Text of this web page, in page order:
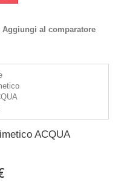
Aggiungi al comparatore
ACQUA